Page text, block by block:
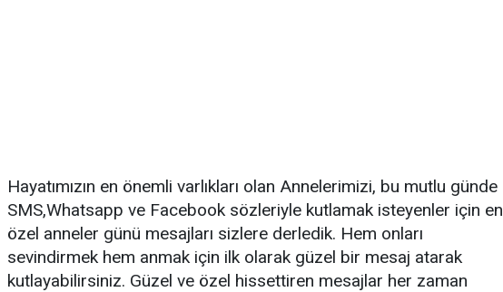
Hayatımızın en önemli varlıkları olan Annelerimizi, bu mutlu günde
SMS,Whatsapp ve Facebook sözleriyle kutlamak isteyenler için en
özel anneler günü mesajları sizlere derledik. Hem onları
sevindirmek hem anmak için ilk olarak güzel bir mesaj atarak
kutlayabilirsiniz. Güzel ve özel hissettiren mesajlar her zaman